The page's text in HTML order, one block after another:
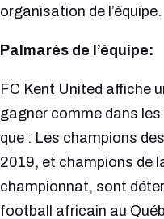
organisation de l’équipe.
Palmarès de l’équipe:
FC Kent United affiche
gagner comme dans
que : Les champions
2019, et champions de
championnat, sont
football africain au